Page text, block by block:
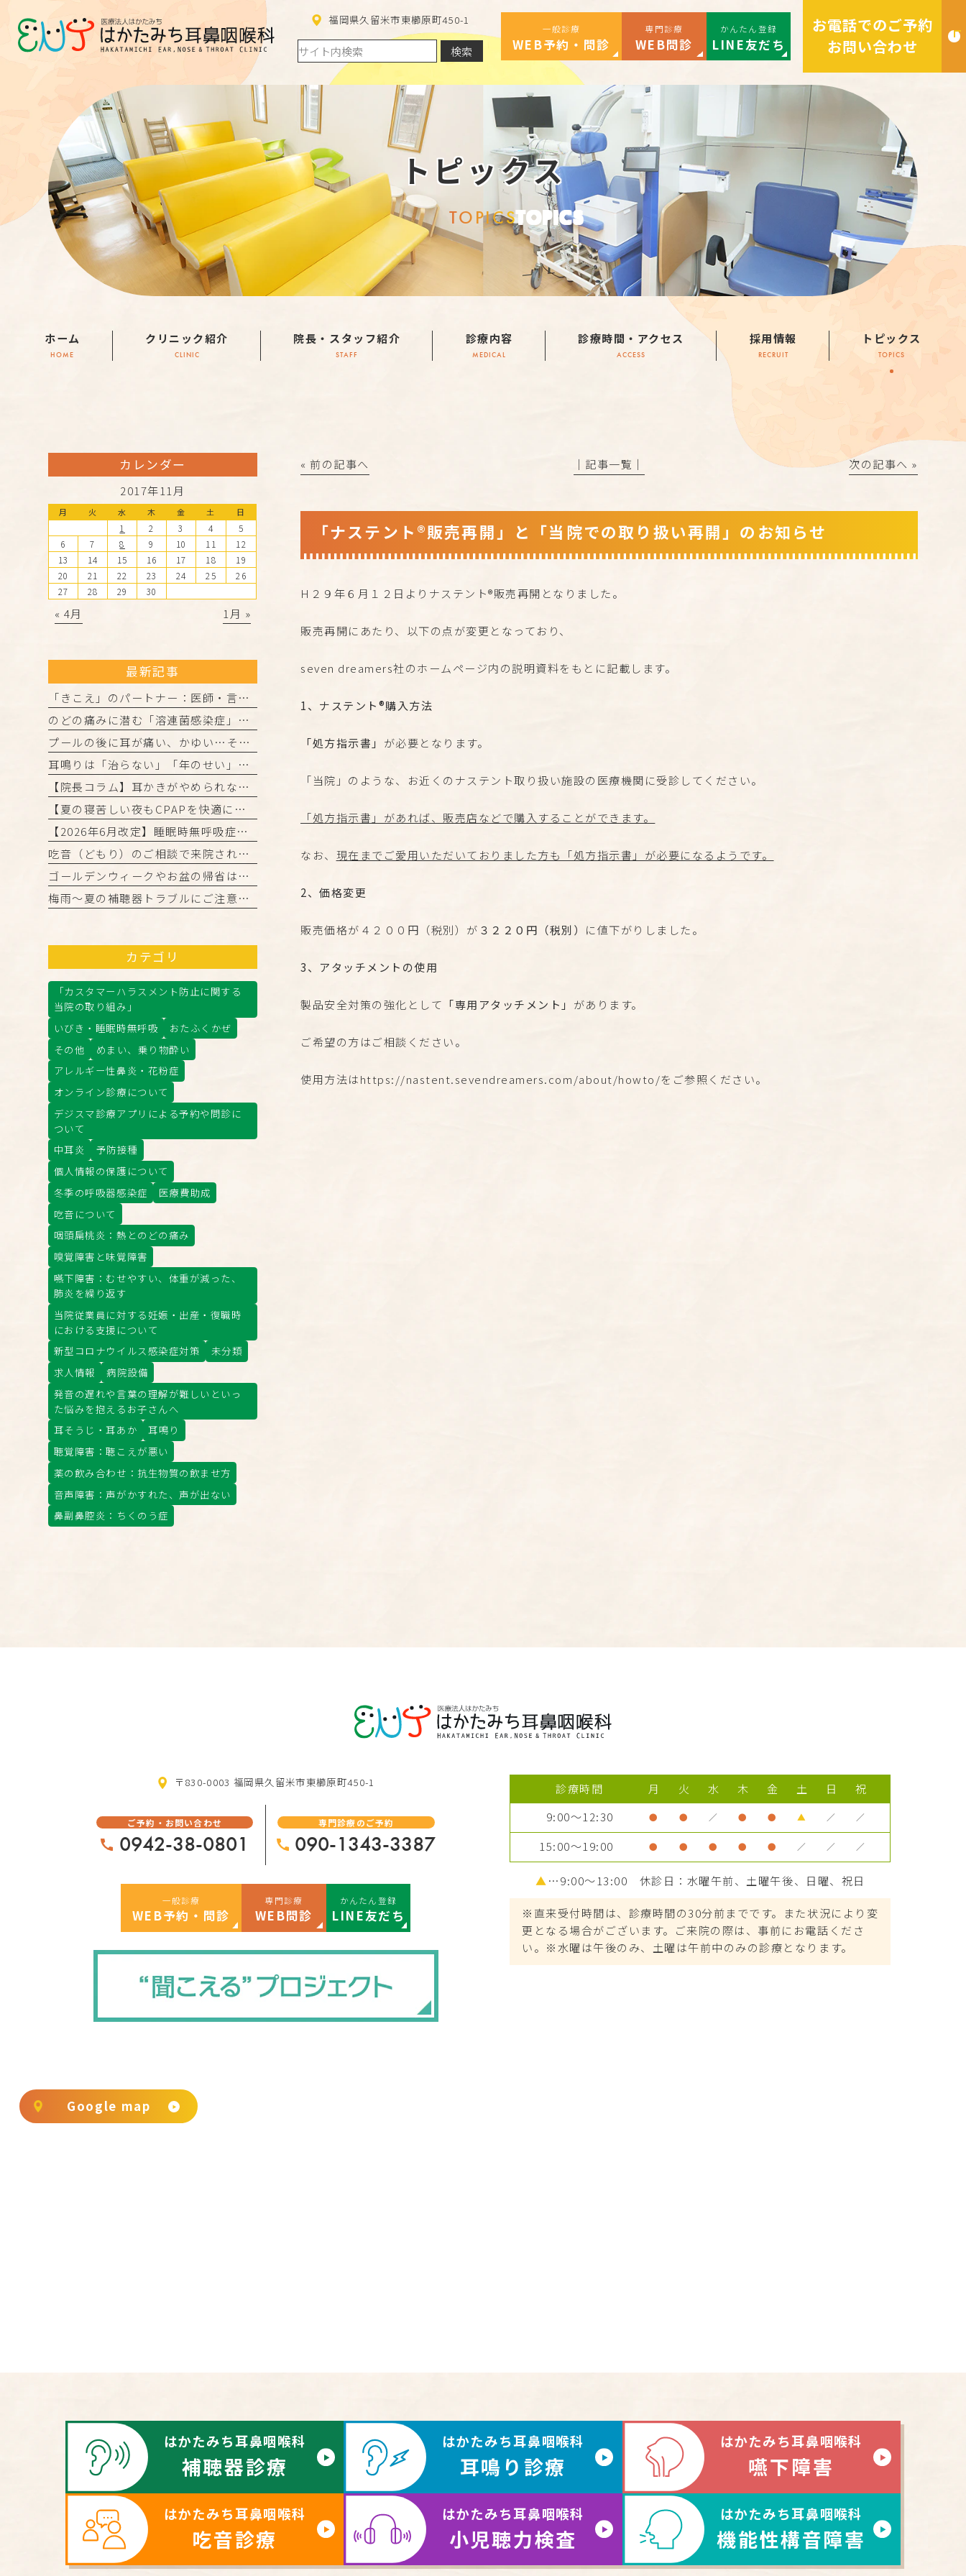
福岡県久留米市東櫛原町450-1
検索
一般診療
WEB予約・問診
専門診療
WEB問診
かんたん登録
LINE友だち
お電話でのご予約
お問い合わせ
トピックス
TOPICSTOPICS
ホーム
HOME
クリニック紹介
CLINIC
院長・スタッフ紹介
STAFF
診療内容
MEDICAL
診療時間・アクセス
ACCESS
採用情報
RECRUIT
トピックス
TOPICS
« 前の記事へ │記事一覧│ 次の記事へ »
「ナステント®販売再開」と「当院での取り扱い再開」のお知らせ
H２９年６月１２日よりナステント®販売再開となりました。
販売再開にあたり、以下の点が変更となっており、
seven dreamers社のホームページ内の説明資料をもとに記載します。
1、ナステント®購入方法
「処方指示書」 が必要となります。
「当院」のような、お近くのナステント取り扱い施設の医療機関に受診してください。
「処方指示書」があれば、販売店などで購入することができます。
なお、 現在までご愛用いただいておりました方も「処方指示書」が必要になるようです。
2、価格変更
販売価格が４２００円（税別）が ３２２０円（税別） に値下がりしました。
3、アタッチメントの使用
製品安全対策の強化として 「専用アタッチメント」 があります。
ご希望の方はご相談ください。
使用方法はhttps://nastent.sevendreamers.com/about/howto/をご参照ください。
カレンダー
2017年11月
月 火 水 木 金 土 日
1 2 3 4
5
6
7 8 9 10 11
12
13
14 15 16 17 18
19
20
21 22 23 24 25
26
27
28 29 30
« 4月 1月 »
最新記事
「きこえ」のパートナー：医師・言語聴覚士・認定補聴器技能者の3者が連携して進める「安心の補聴器外来」
のどの痛みに潜む「溶連菌感染症」とは？正しく理解して、しっかり治しましょう
プールの後に耳が痛い、かゆい…それは「外耳炎」かもしれません。
耳鳴りは「治らない」「年のせい」と諦めていませんか？
【院長コラム】耳かきがやめられない…それ、「かゆみの悪循環」かもしれません！
【夏の寝苦しい夜もCPAPを快適に！院長からの3つのアドバイス】
【2026年6月改定】睡眠時無呼吸症候群（CPAP治療）の保険ルール変更と当院からのお知らせ
吃音（どもり）のご相談で来院された患者様・ご家族の皆様へ
ゴールデンウィークやお盆の帰省は「きこえ」のチェックのチャンス！難聴と認知機能の関係について
梅雨～夏の補聴器トラブルにご注意を！ご自宅でのケアと定期メンテナンスのお願い
カテゴリ
「カスタマーハラスメント防止に関する
当院の取り組み」
いびき・睡眠時無呼吸
おたふくかぜ
その他
めまい、乗り物酔い
アレルギー性鼻炎・花粉症
オンライン診療について
デジスマ診療アプリによる予約や問診に
ついて
中耳炎
予防接種
個人情報の保護について
冬季の呼吸器感染症
医療費助成
吃音について
咽頭扁桃炎：熱とのどの痛み
嗅覚障害と味覚障害
嚥下障害：むせやすい、体重が減った、
肺炎を繰り返す
当院従業員に対する妊娠・出産・復職時
における支援について
新型コロナウイルス感染症対策
未分類
求人情報
病院設備
発音の遅れや言葉の理解が難しいといっ
た悩みを抱えるお子さんへ
耳そうじ・耳あか
耳鳴り
聴覚障害：聴こえが悪い
薬の飲み合わせ：抗生物質の飲ませ方
音声障害：声がかすれた、声が出ない
鼻副鼻腔炎：ちくのう症
〒830-0003 福岡県久留米市東櫛原町450-1
ご予約・お問い合わせ
0942-38-0801
専門診療のご予約
090-1343-3387
一般診療
WEB予約・問診
専門診療
WEB問診
かんたん登録
LINE友だち
診療時間 月 火 水 木 金 土 日
祝
9:00～12:30
● ● ／ ● ● ▲ ／ ／
15:00～19:00 ● ● ● ● ● ／ ／ ／
▲ …9:00～13:00 休診日：水曜午前、土曜午後、日曜、祝日
※直来受付時間は、診療時間の30分前までです。また状況により変
更となる場合がございます。ご来院の際は、事前にお電話くださ
い。※水曜は午後のみ、土曜は午前中のみの診療となります。
Google map
はかたみち耳鼻咽喉科
補聴器診療
はかたみち耳鼻咽喉科
耳鳴り診療
はかたみち耳鼻咽喉科
嚥下障害
はかたみち耳鼻咽喉科
吃音診療
はかたみち耳鼻咽喉科
小児聴力検査
はかたみち耳鼻咽喉科
機能性構音障害